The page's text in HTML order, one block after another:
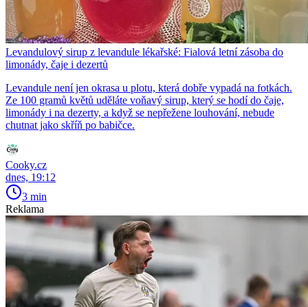
Levandulový sirup z levandule lékařské: Fialová letní zásoba do
limonády, čaje i dezertů
Levandule není jen okrasa u plotu, která dobře vypadá na fotkách.
Ze 100 gramů květů uděláte voňavý sirup, který se hodí do čaje,
limonády i na dezerty, a když se nepřežene louhování, nebude
chutnat jako skříň po babičce.
Cooky.cz
dnes, 19:12
3 min
Reklama